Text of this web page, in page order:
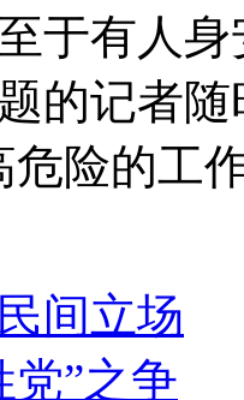
于有人
的记者
危险的工
间立场
”之争